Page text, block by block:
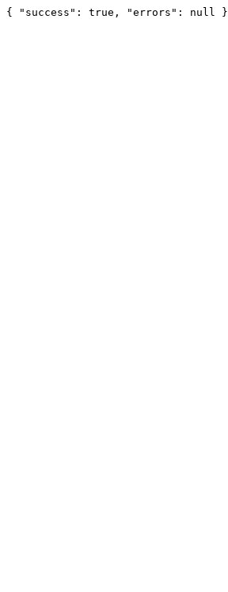
{ "success": true, "errors": null }